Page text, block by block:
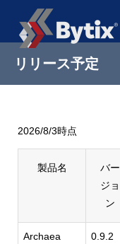
リリース予定
2026/8/3時点
製品名
バー
ジョ
ン
Archaea
0.9.2